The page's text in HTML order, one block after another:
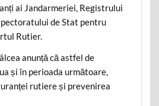
ai Jandarmeriei, Registrului
de Stat pentru
Rutier.
anunță că astfel de
și în perioada următoare,
rutiere și prevenirea